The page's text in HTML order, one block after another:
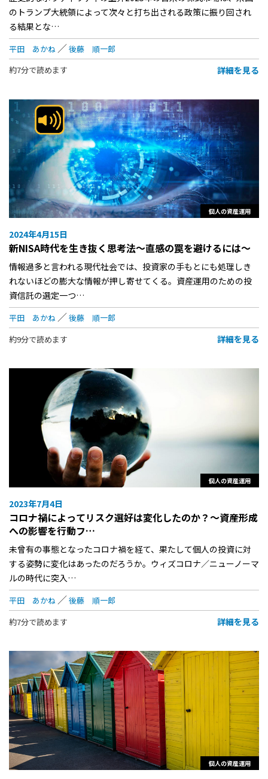
のトランプ大統領によって次々と打ち出される政策に振り回され
る結果とな…
平田 あかね
後藤 順一郎
約7分で読めます
詳細を見る
個人の資産運用
2024年4月15日
新NISA時代を生き抜く思考法～直感の罠を避けるには～
情報過多と言われる現代社会では、投資家の手もとにも処理しき
れないほどの膨大な情報が押し寄せてくる。資産運用のための投
資信託の選定一つ…
平田 あかね
後藤 順一郎
約9分で読めます
詳細を見る
個人の資産運用
2023年7月4日
コロナ禍によってリスク選好は変化したのか？～資産形成
への影響を行動フ…
未曾有の事態となったコロナ禍を経て、果たして個人の投資に対
する姿勢に変化はあったのだろうか。ウィズコロナ／ニューノーマ
ルの時代に突入…
平田 あかね
後藤 順一郎
約7分で読めます
詳細を見る
個人の資産運用